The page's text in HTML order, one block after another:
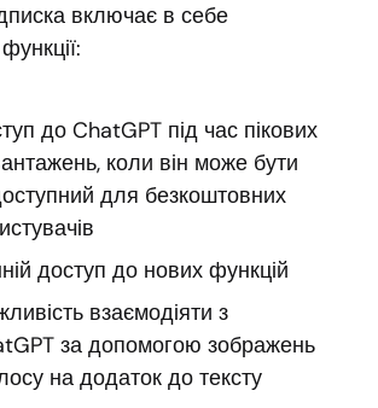
включає в себе
до ChatGPT під час пікових
коли він може бути
для безкоштовних
доступ до нових функцій
взаємодіяти з
за допомогою зображень
на додаток до тексту